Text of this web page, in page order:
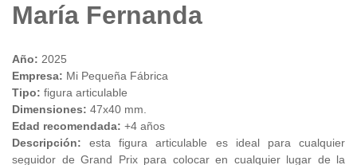
María Fernanda
Año: 2025
Empresa: Mi Pequeña Fábrica
Tipo: figura articulable
Dimensiones: 47x40 mm.
Edad recomendada: +4 años
Descripción: esta figura articulable es ideal para cualquier
seguidor de Grand Prix para colocar en cualquier lugar de la